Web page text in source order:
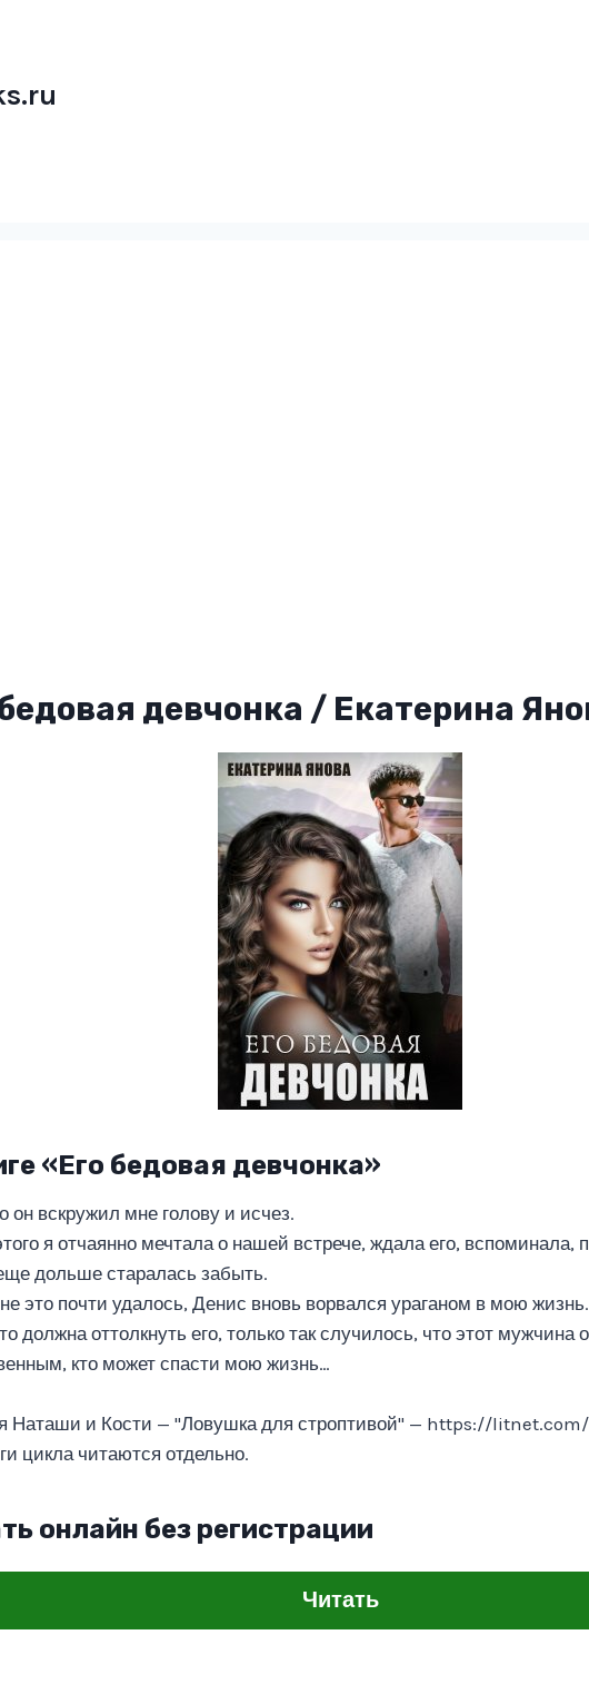
девчонка / Екатерина
«Его бедовая девчонка»
он вскружил мне голову и исчез.
я отчаянно мечтала о нашей встрече, ждала его, вспоминала,
дольше старалась забыть.
это почти удалось, Денис вновь ворвался ураганом в мою жизнь.
должна оттолкнуть его, только так случилось, что этот мужчина
кто может спасти мою жизнь…
Наташи и Кости — "Ловушка для строптивой" — https://
цикла читаются отдельно.
онлайн без регистрации
Читать